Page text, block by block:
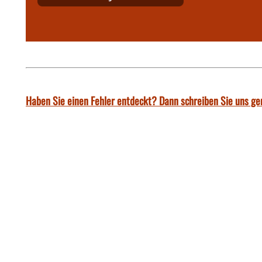
Haben Sie einen Fehler entdeckt? Dann schreiben Sie uns